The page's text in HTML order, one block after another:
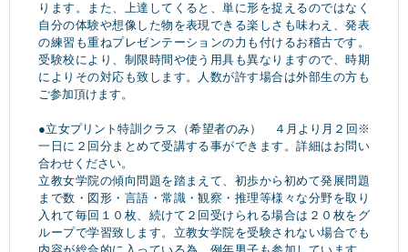
ります。また、上達してくると、単に形を捉えるのではなく
自分の体験や想像した物を表現できる楽しさも味わえ、発表
の練習も重ねプレゼンテーションの力も付けるお稽古です。
受験校により、制限時間や使う用具も異なりますので、時期
によりその対応も致します。人数が許す場合は外部生の方も
ご参加頂けます。
●立女プリント特訓クラス（希望者のみ） ４月より月２回※
一日に２回分まとめて受講する事ができます。詳細はお問い
合わせください。
立教女学院の傾向問題を踏まえて、初歩から初めて発展問題
まで数・図形・言語・常識・観察・推理等様々な分野を取り
入れて毎回１０枚、続けて２回受けられる場合は２０枚をグ
ループで学習致します。立教女学院を受験されない場合でも